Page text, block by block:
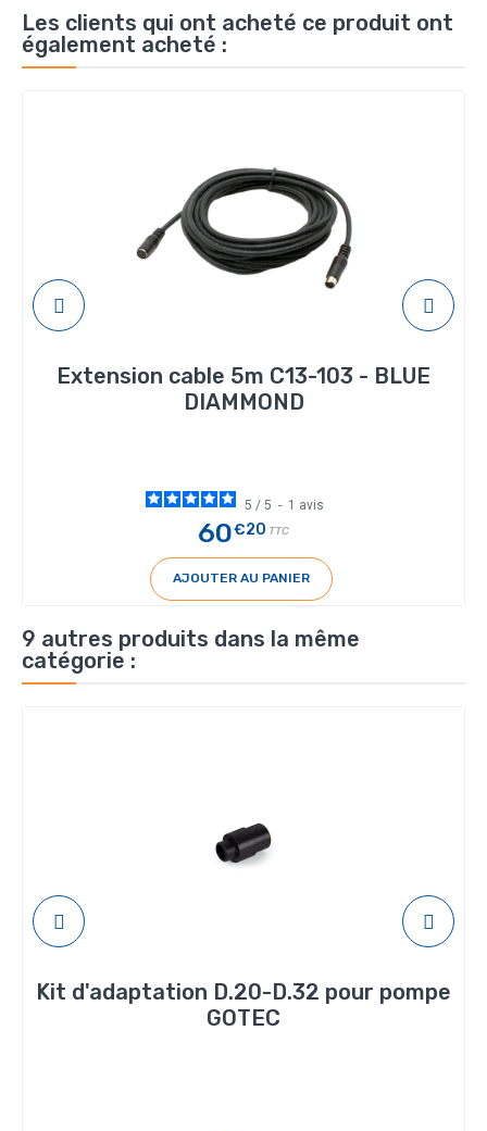
Les clients qui ont acheté ce produit ont
également acheté :
Extension cable 5m C13-103 - BLUE
DIAMMOND
5 / 5 - 1 avis
60€20 TTC
AJOUTER AU PANIER
9 autres produits dans la même
catégorie :
Kit d'adaptation D.20-D.32 pour pompe
GOTEC